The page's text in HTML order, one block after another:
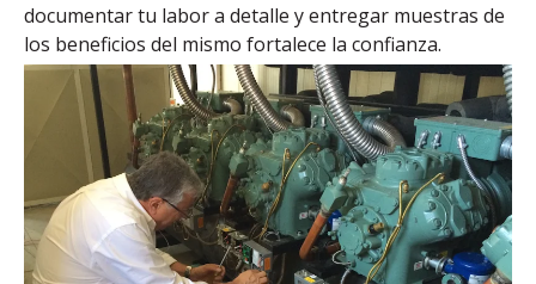
documentar tu labor a detalle y entregar muestras de
los beneficios del mismo fortalece la confianza.